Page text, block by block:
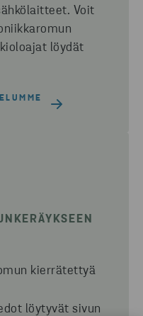
Voit
löydät
kierrätettyä
löytyvät sivun